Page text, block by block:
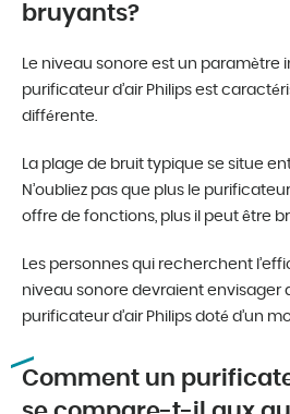
bruyants?
Le niveau sonore est un paramètre
purificateur d’air Philips est
différente.
La plage de bruit typique se situe
N’oubliez pas que plus le
offre de fonctions, plus il peut être
Les personnes qui recherchent
niveau sonore devraient envisager
purificateur d’air Philips doté d’un
Comment un